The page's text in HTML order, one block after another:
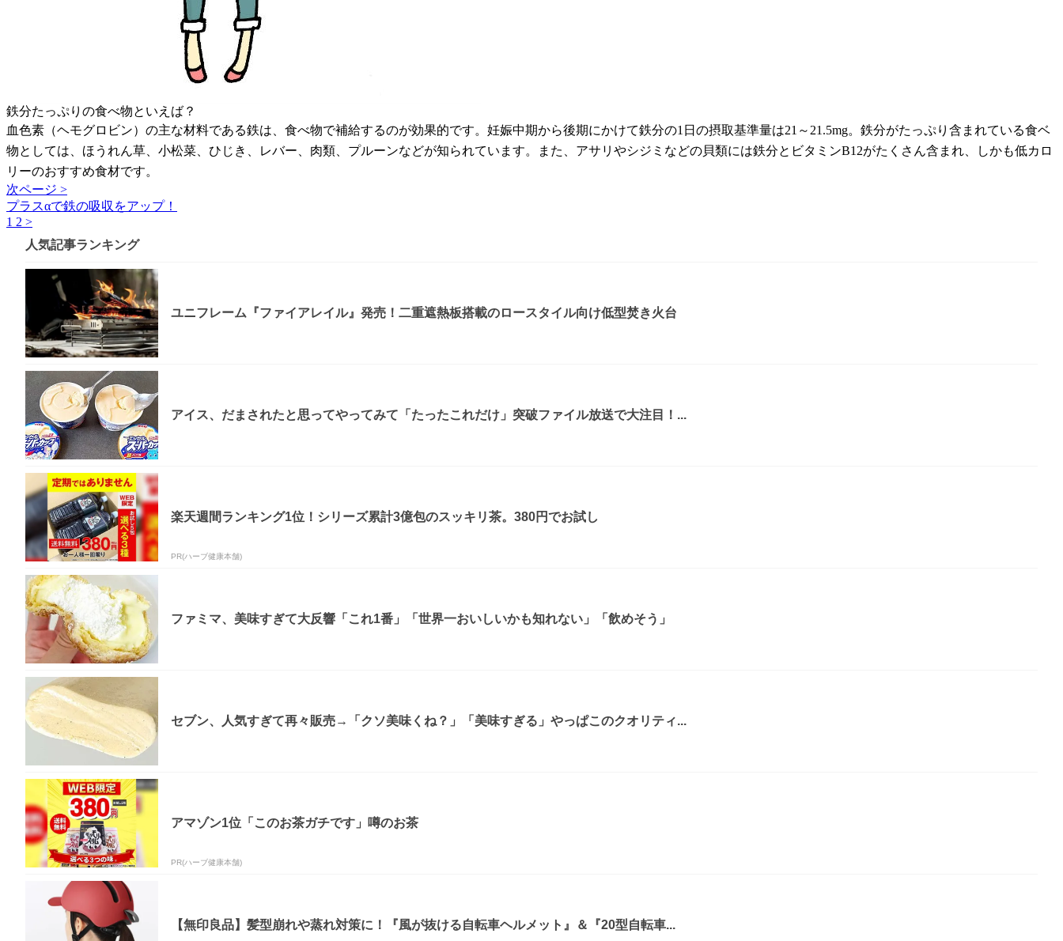
鉄分たっぷりの食べ物といえば？
血色素（ヘモグロビン）の主な材料である鉄は、食べ物で補給するのが効果的です。妊娠中期から後期にかけて鉄分の1日の摂取基準量は21～21.5mg。鉄分がたっぷり含まれている食ベ
物としては、ほうれん草、小松菜、ひじき、レバー、肉類、プルーンなどが知られています。また、アサリやシジミなどの貝類には鉄分とビタミンB12がたくさん含まれ、しかも低カロ
リーのおすすめ食材です。
次ページ >
プラスαで鉄の吸収をアップ！
1 2 >
人気記事ランキング
ユニフレーム『ファイアレイル』発売！二重遮熱板搭載のロースタイル向け低型焚き火台
アイス、だまされたと思ってやってみて「たったこれだけ」突破ファイル放送で大注目！...
楽天週間ランキング1位！シリーズ累計3億包のスッキリ茶。380円でお試し
PR(ハーブ健康本舗)
ファミマ、美味すぎて大反響「これ1番」「世界一おいしいかも知れない」「飲めそう」
セブン、人気すぎて再々販売→「クソ美味くね？」「美味すぎる」やっぱこのクオリティ...
アマゾン1位「このお茶ガチです」噂のお茶
PR(ハーブ健康本舗)
【無印良品】髪型崩れや蒸れ対策に！『風が抜ける自転車ヘルメット』＆『20型自転車...